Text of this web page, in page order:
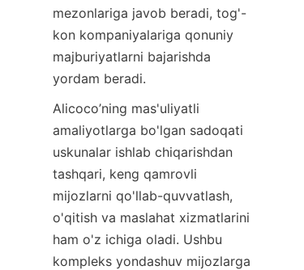
mezonlariga javob beradi, tog'-
kon kompaniyalariga qonuniy
majburiyatlarni bajarishda
yordam beradi.
Alicoco’ning mas'uliyatli
amaliyotlarga bo'lgan sadoqati
uskunalar ishlab chiqarishdan
tashqari, keng qamrovli
mijozlarni qo'llab-quvvatlash,
o'qitish va maslahat xizmatlarini
ham o'z ichiga oladi. Ushbu
kompleks yondashuv mijozlarga